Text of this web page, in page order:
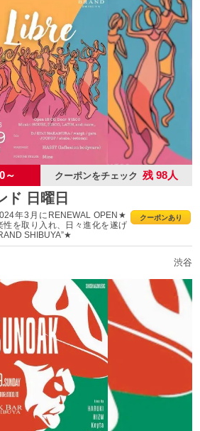
～ クーポンをチェック 残 98人
ド 日曜日
クーポンあり
年3月にRENEWAL OPEN★
を取り入れ、日々進化を遂げ
SHIBUYA”★
渋谷